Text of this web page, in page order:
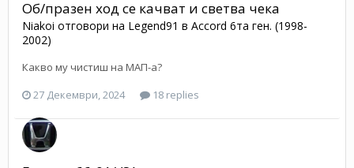
Об/празен ход се качват и светва чека
Niakoi отговори на Legend91 в Accord 6та ген. (1998-
2002)
Какво му чистиш на МАП-а?
27 Декември, 2024
18 replies